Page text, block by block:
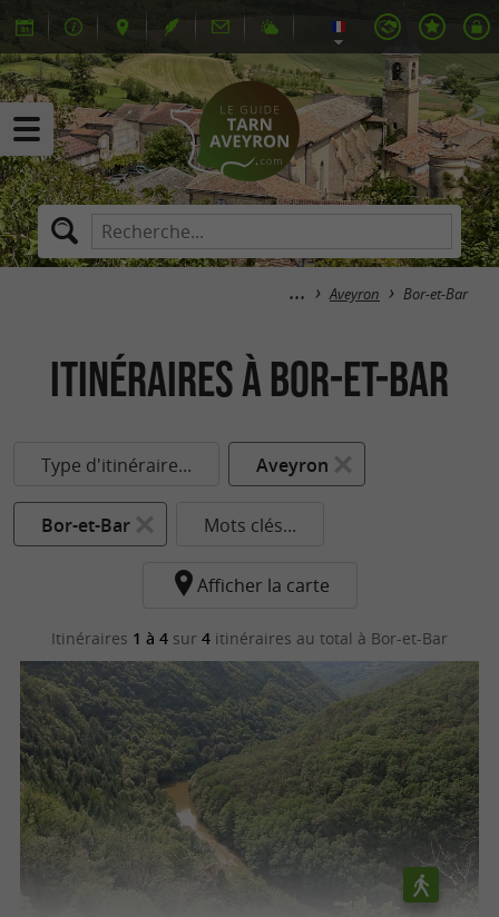
Aveyron Bor-et-Bar
itinéraires à Bor-et-Bar
Type d'itinéraire... Aveyron
Bor-et-Bar Mots clés...
Afficher la carte
Itinéraires 1 à 4 sur 4 itinéraires au total à Bor-et-Bar